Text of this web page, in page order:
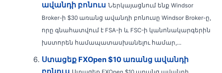
ավանդի բոնուս Ներկայացնում ենք Windsor
Broker-ի $30 առանց ավանդի բոնուսը Windsor Broker-ը,
որը գնահատվում է FSA-ի և FSC-ի կանոնակարգերին
խստորեն համապատասխանելու համար,...
Ստացեք FXOpen $10 առանց ավանդի